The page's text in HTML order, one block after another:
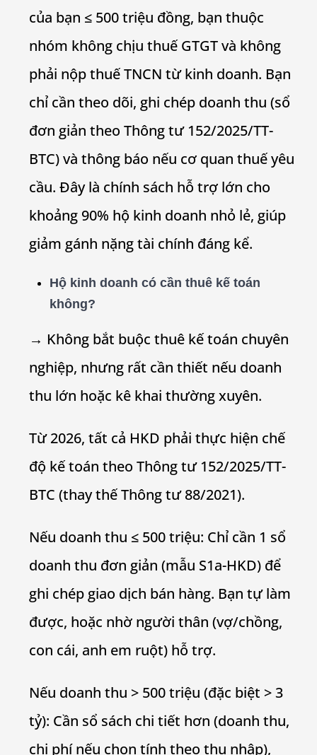
của bạn ≤ 500 triệu đồng, bạn thuộc
nhóm không chịu thuế GTGT và không
phải nộp thuế TNCN từ kinh doanh. Bạn
chỉ cần theo dõi, ghi chép doanh thu (sổ
đơn giản theo Thông tư 152/2025/TT-
BTC) và thông báo nếu cơ quan thuế yêu
cầu. Đây là chính sách hỗ trợ lớn cho
khoảng 90% hộ kinh doanh nhỏ lẻ, giúp
giảm gánh nặng tài chính đáng kể.
Hộ kinh doanh có cần thuê kế toán
không?
→ Không bắt buộc thuê kế toán chuyên
nghiệp, nhưng rất cần thiết nếu doanh
thu lớn hoặc kê khai thường xuyên.
Từ 2026, tất cả HKD phải thực hiện chế
độ kế toán theo Thông tư 152/2025/TT-
BTC (thay thế Thông tư 88/2021).
Nếu doanh thu ≤ 500 triệu: Chỉ cần 1 sổ
doanh thu đơn giản (mẫu S1a-HKD) để
ghi chép giao dịch bán hàng. Bạn tự làm
được, hoặc nhờ người thân (vợ/chồng,
con cái, anh em ruột) hỗ trợ.
Nếu doanh thu > 500 triệu (đặc biệt > 3
tỷ): Cần sổ sách chi tiết hơn (doanh thu,
chi phí nếu chọn tính theo thu nhập),